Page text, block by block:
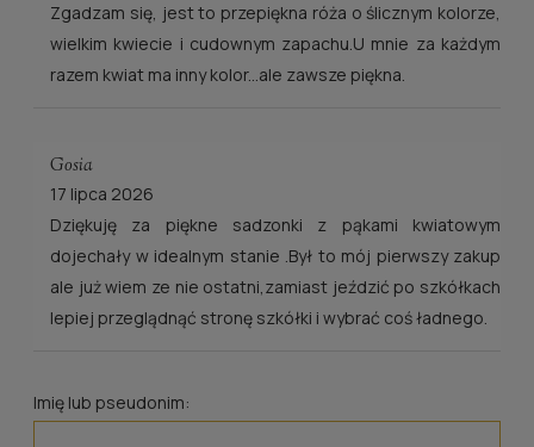
Zgadzam się, jest to przepiękna róża o ślicznym kolorze,
wielkim kwiecie i cudownym zapachu.U mnie za każdym
razem kwiat ma inny kolor...ale zawsze piękna.
Gosia
17 lipca 2026
Dziękuję za piękne sadzonki z pąkami kwiatowym
dojechały w idealnym stanie .Był to mój pierwszy zakup
ale już wiem ze nie ostatni,zamiast jeździć po szkółkach
lepiej przeglądnąć stronę szkółki i wybrać coś ładnego.
Imię lub pseudonim: